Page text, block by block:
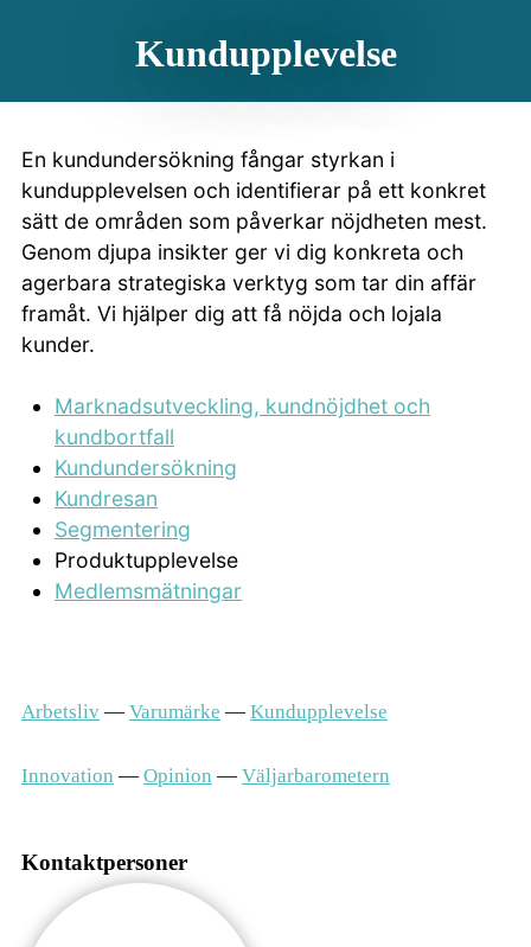
Kundupplevelse
En kundundersökning fångar styrkan i
kundupplevelsen och identifierar på ett konkret
sätt de områden som påverkar nöjdheten mest.
Genom djupa insikter ger vi dig konkreta och
agerbara strategiska verktyg som tar din affär
framåt. Vi hjälper dig att få nöjda och lojala
kunder.
Marknadsutveckling, kundnöjdhet och
kundbortfall
Kundundersökning
Kundresan
Segmentering
Produktupplevelse
Medlemsmätningar
Arbetsliv — Varumärke — Kundupplevelse
Innovation — Opinion — Väljarbarometern
Kontaktpersoner